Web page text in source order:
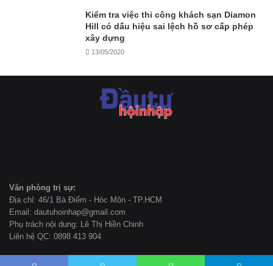
Kiểm tra việc thi công khách sạn Diamon
Hill có dấu hiệu sai lệch hồ sơ cấp phép
xây dựng
13/05/2020
Văn phòng trị sự:
Địa chỉ: 46/1 Bà Điểm - Hóc Môn - TP.HCM
Email: dautuhoinhap@gmail.com
Phụ trách nội dung: Lê Thị Hiền Chinh
Liên hệ QC: 0898 413 904